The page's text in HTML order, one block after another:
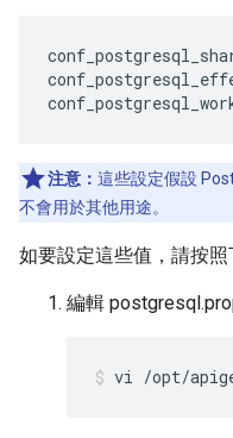
注意： 這些設定假設
不會用於其他用途。
如要設定這些值，請按照
編輯
vi /opt/